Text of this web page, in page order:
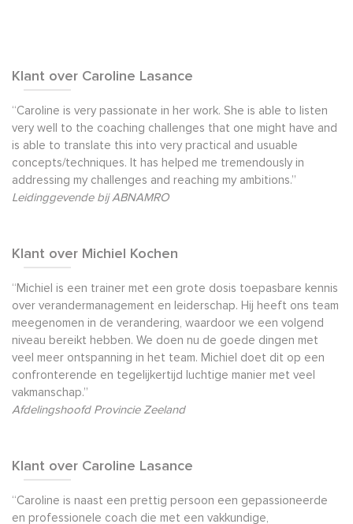
Klant over Caroline Lasance
“Caroline is very passionate in her work. She is able to listen
very well to the coaching challenges that one might have and
is able to translate this into very practical and usuable
concepts/techniques. It has helped me tremendously in
addressing my challenges and reaching my ambitions.”
Leidinggevende bij ABNAMRO
Klant over Michiel Kochen
“Michiel is een trainer met een grote dosis toepasbare kennis
over verandermanagement en leiderschap. Hij heeft ons team
meegenomen in de verandering, waardoor we een volgend
niveau bereikt hebben. We doen nu de goede dingen met
veel meer ontspanning in het team. Michiel doet dit op een
confronterende en tegelijkertijd luchtige manier met veel
vakmanschap.”
Afdelingshoofd Provincie Zeeland
Klant over Caroline Lasance
“Caroline is naast een prettig persoon een gepassioneerde
en professionele coach die met een vakkundige,